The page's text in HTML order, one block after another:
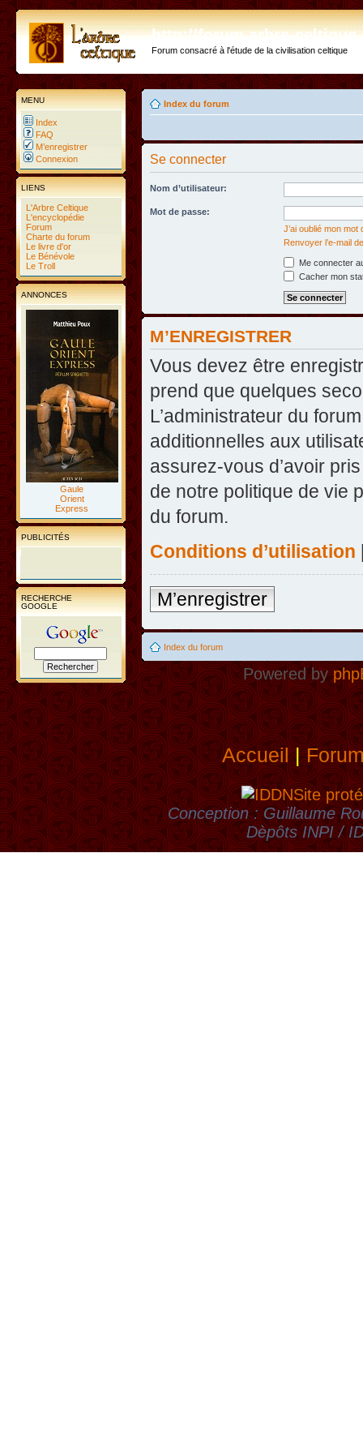
http://forum.arbre-
Forum consacré à l'étude de la civilisation celtique
MENU
Index
FAQ
M’enregistrer
Connexion
LIENS
L'Arbre Celtique
L'encyclopédie
Forum
Charte du forum
Le livre d'or
Le Bénévole
Le Troll
ANNONCES
Gaule
Orient
Express
PUBLICITÉS
RECHERCHE
GOOGLE
Index du forum
Se connecter
Nom d’utilisateur:
Mot de passe:
J’ai oublié mon mot
Renvoyer l’e-mail
Me connecter
Cacher mon
M’ENREGISTRER
Vous devez être
prend que quelques
L’administrateur du
additionnelles aux
assurez-vous d’avoir
de notre politique de vie
du forum.
Conditions d’utilisation
M’enregistrer
Index du forum
Powered by
Accueil|
Site
Conception : Guillaume
Dèpôts INPI /